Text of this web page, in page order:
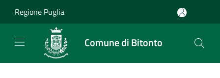
Regione Puglia
Comune di Bitonto